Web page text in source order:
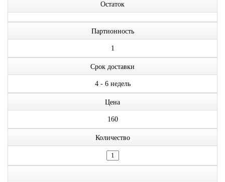
Остаток
Партионность
1
Срок доставки
4 - 6 недель
Цена
160
Количество